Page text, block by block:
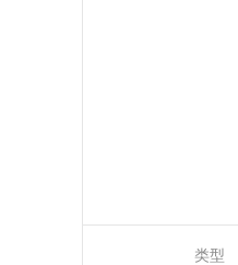
类型